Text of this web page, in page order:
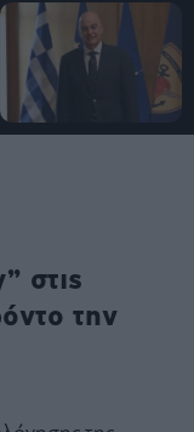
στις
την